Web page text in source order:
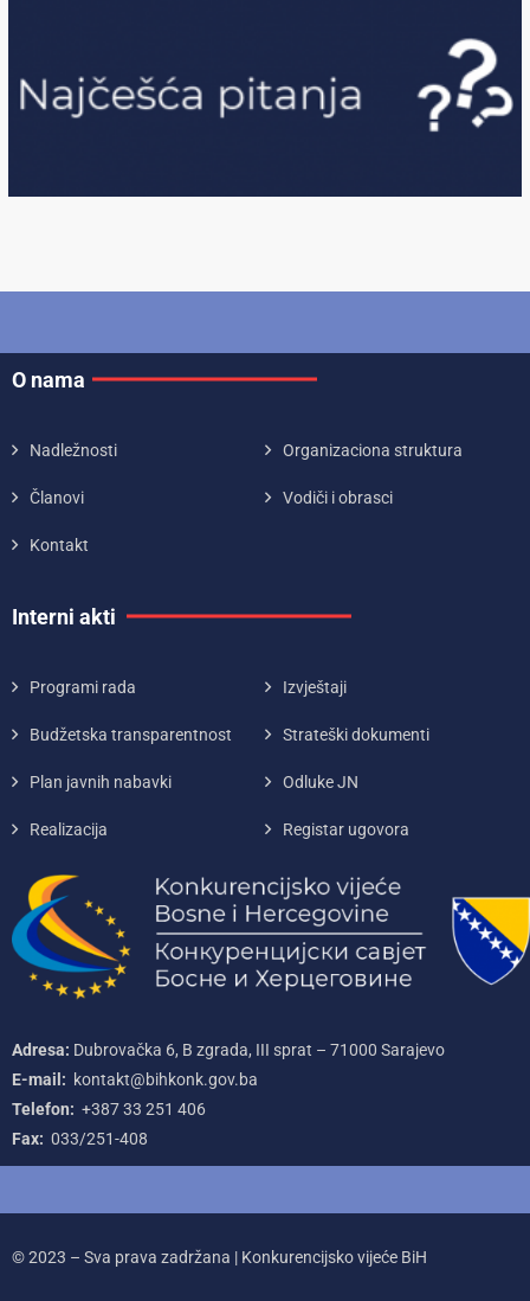
O nama
Nadležnosti Organizaciona struktura
Članovi Vodiči i obrasci
Kontakt
Interni akti
Programi rada Izvještaji
Budžetska transparentnost Strateški dokumenti
Plan javnih nabavki Odluke JN
Realizacija Registar ugovora
Adresa: Dubrovačka 6, B zgrada, III sprat – 71000‌ Sarajevo
E-mail: kontakt@bihkonk.gov.ba
Telefon: +387‌ 33‌ 251‌ 406
Fax: 033/251-408
© 2023 – Sva prava zadržana | Konkurencijsko vijeće BiH